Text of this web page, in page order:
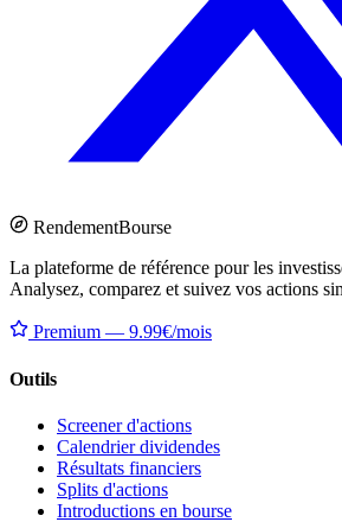
RendementBourse
La plateforme de référence pour les
Analysez, comparez et suivez vos actions
Premium — 9.99€/mois
Outils
Screener d'actions
Calendrier dividendes
Résultats financiers
Splits d'actions
Introductions en bourse